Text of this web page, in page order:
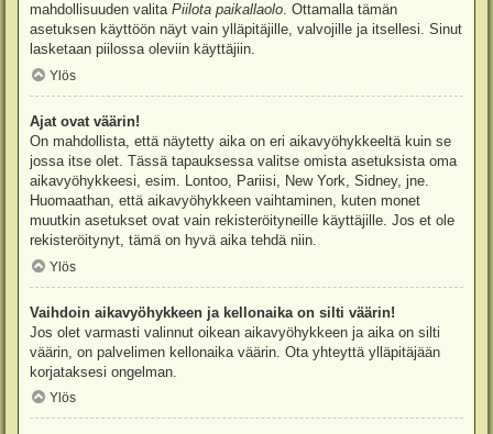
mahdollisuuden valita Piilota paikallaolo. Ottamalla tämän
asetuksen käyttöön näyt vain ylläpitäjille, valvojille ja itsellesi. Sinut
lasketaan piilossa oleviin käyttäjiin.
Ylös
Ajat ovat väärin!
On mahdollista, että näytetty aika on eri aikavyöhykkeeltä kuin se
jossa itse olet. Tässä tapauksessa valitse omista asetuksista oma
aikavyöhykkeesi, esim. Lontoo, Pariisi, New York, Sidney, jne.
Huomaathan, että aikavyöhykkeen vaihtaminen, kuten monet
muutkin asetukset ovat vain rekisteröityneille käyttäjille. Jos et ole
rekisteröitynyt, tämä on hyvä aika tehdä niin.
Ylös
Vaihdoin aikavyöhykkeen ja kellonaika on silti väärin!
Jos olet varmasti valinnut oikean aikavyöhykkeen ja aika on silti
väärin, on palvelimen kellonaika väärin. Ota yhteyttä ylläpitäjään
korjataksesi ongelman.
Ylös